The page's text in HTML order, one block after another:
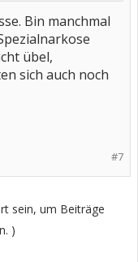
Bin manchmal
übel,
sich auch noch
#7
sein, um Beiträge
)